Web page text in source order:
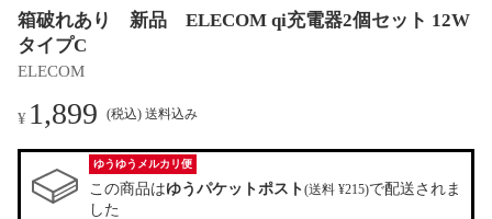
箱破れあり 新品 ELECOM qi充電器2個セット 12W
タイプC
ELECOM
¥ 1,899 (税込) 送料込み
ゆうゆうメルカリ便
この商品はゆうパケットポスト(送料 ¥215)で配送されま
した